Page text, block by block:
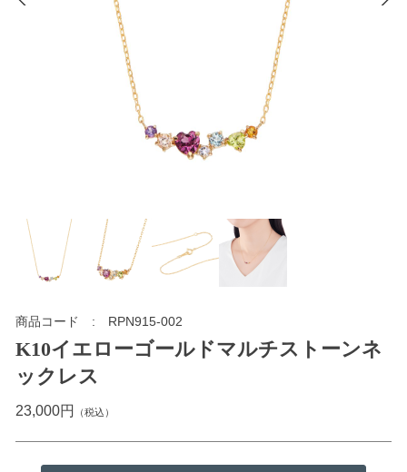
商品コード RPN915-002
K10イエローゴールドマルチストーンネ
ックレス
23,000円 （税込）